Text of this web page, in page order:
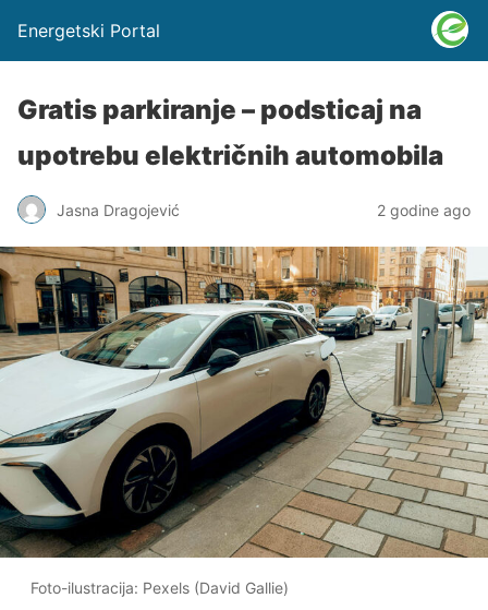
Energetski Portal
Gratis parkiranje – podsticaj na
upotrebu električnih automobila
Jasna Dragojević 2 godine ago
Foto-ilustracija: Pexels (David Gallie)